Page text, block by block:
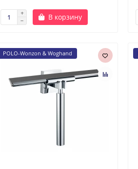
В корзину
POLO-Wonzon & Woghand